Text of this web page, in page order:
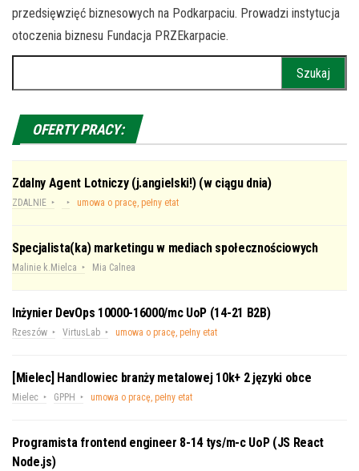
przedsięwzięć biznesowych na Podkarpaciu. Prowadzi instytucja
otoczenia biznesu Fundacja PRZEkarpacie.
OFERTY PRACY:
Zdalny Agent Lotniczy (j.angielski!) (w ciągu dnia)
ZDALNIE umowa o pracę, pełny etat
Specjalista(ka) marketingu w mediach społecznościowych
Malinie k.Mielca Mia Calnea
Inżynier DevOps 10000-16000/mc UoP (14-21 B2B)
Rzeszów VirtusLab umowa o pracę, pełny etat
[Mielec] Handlowiec branży metalowej 10k+ 2 języki obce
Mielec GPPH umowa o pracę, pełny etat
Programista frontend engineer 8-14 tys/m-c UoP (JS React
Node.js)